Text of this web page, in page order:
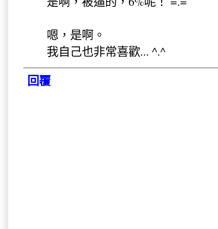
嗯，是啊。
我自己也非常喜歡... ^.^
回覆